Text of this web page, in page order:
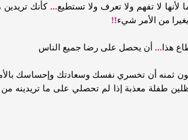
لا تفهم ولا تعرف ولا تستطيع...كأنك تريدين
من الأمر شيء!!
هذا ... أن يحصل على رضا جميع الناس
ثمنه أن تخسري نفسك وسعادتك وإحساسك
طفلة معذبة إذا لم تحصلي على ما تريدينه من